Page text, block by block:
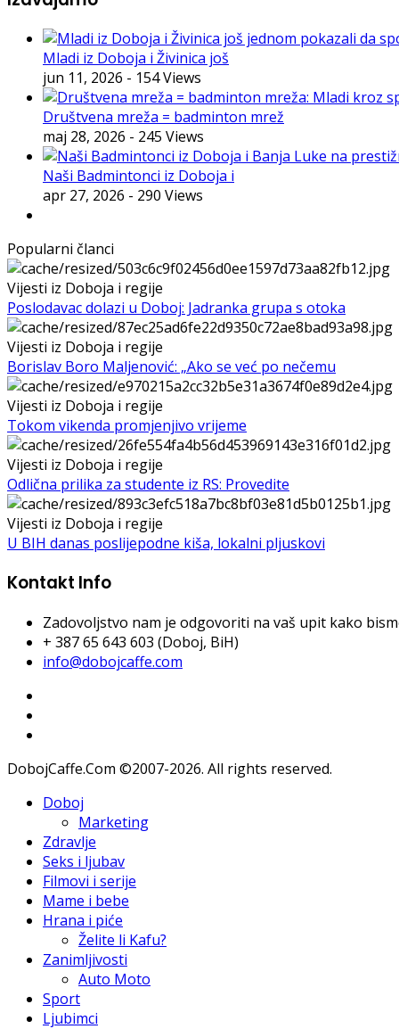
Mladi iz Doboja i Živinica još
jun 11, 2026 - 154 Views
Društvena mreža = badminton mrež
maj 28, 2026 - 245 Views
Naši Badmintonci iz Doboja i
apr 27, 2026 - 290 Views
Popularni članci
Vijesti iz Doboja i regije
Poslodavac dolazi u Doboj: Jadranka grupa s otoka
Vijesti iz Doboja i regije
Borislav Boro Maljenović: „Ako se već po nečemu
Vijesti iz Doboja i regije
Tokom vikenda promjenjivo vrijeme
Vijesti iz Doboja i regije
Odlična prilika za studente iz RS: Provedite
Vijesti iz Doboja i regije
U BIH danas poslijepodne kiša, lokalni pljuskovi
Kontakt Info
Zadovoljstvo nam je odgovoriti na vaš upit kako
+ 387 65 643 603 (Doboj, BiH)
info@dobojcaffe.com
DobojCaffe.Com ©2007-2026. All rights reserved.
Doboj
Marketing
Zdravlje
Seks i ljubav
Filmovi i serije
Mame i bebe
Hrana i piće
Želite li Kafu?
Zanimljivosti
Auto Moto
Sport
Ljubimci